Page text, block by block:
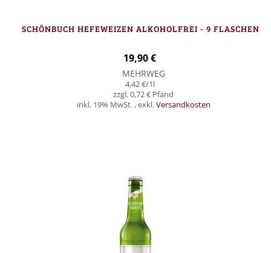
SCHÖNBUCH HEFEWEIZEN ALKOHOLFREI - 9 FLASCHEN
19,90 €
MEHRWEG
4,42 €/1l
0,72 €
inkl. 19% MwSt. ,exkl.Versandkosten